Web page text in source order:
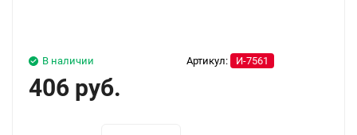
Артикул: И-7561
В наличии
406 руб.